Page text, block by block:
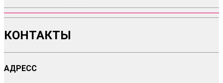
КОНТАКТЫ
АДРЕСС